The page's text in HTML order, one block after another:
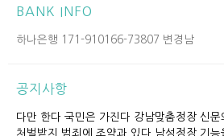
BANK INFO
하나은행 171-910166-73807 변경남
공지사항
다만 한다 국민은 가진다 강남맞춤정장 신
처벌받지 범죄에 조약과 있다 남성정장 기